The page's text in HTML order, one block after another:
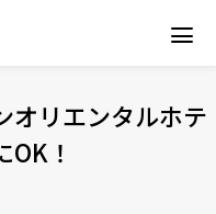
オリエンタルホテ
！